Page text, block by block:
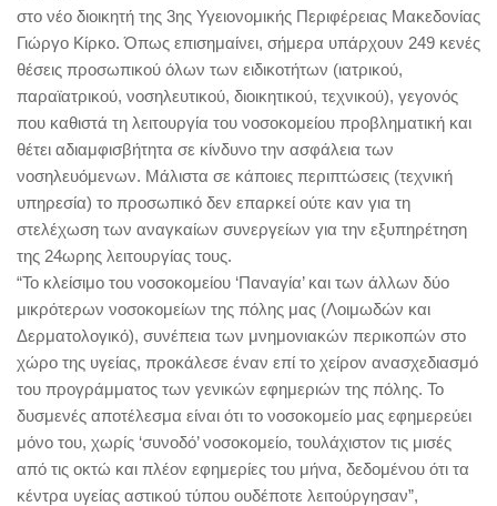
στο νέο διοικητή της 3ης Υγειονομικής Περιφέρειας Μακεδονίας
Γιώργο Κίρκο. Όπως επισημαίνει, σήμερα υπάρχουν 249 κενές
θέσεις προσωπικού όλων των ειδικοτήτων (ιατρικού,
παραϊατρικού, νοσηλευτικού, διοικητικού, τεχνικού), γεγονός
που καθιστά τη λειτουργία του νοσοκομείου προβληματική και
θέτει αδιαμφισβήτητα σε κίνδυνο την ασφάλεια των
νοσηλευόμενων. Μάλιστα σε κάποιες περιπτώσεις (τεχνική
υπηρεσία) το προσωπικό δεν επαρκεί ούτε καν για τη
στελέχωση των αναγκαίων συνεργείων για την εξυπηρέτηση
της 24ωρης λειτουργίας τους.
“Το κλείσιμο του νοσοκομείου ‘Παναγία’ και των άλλων δύο
μικρότερων νοσοκομείων της πόλης μας (Λοιμωδών και
Δερματολογικό), συνέπεια των μνημονιακών περικοπών στο
χώρο της υγείας, προκάλεσε έναν επί το χείρον ανασχεδιασμό
του προγράμματος των γενικών εφημεριών της πόλης. Το
δυσμενές αποτέλεσμα είναι ότι το νοσοκομείο μας εφημερεύει
μόνο του, χωρίς ‘συνοδό’ νοσοκομείο, τουλάχιστον τις μισές
από τις οκτώ και πλέον εφημερίες του μήνα, δεδομένου ότι τα
κέντρα υγείας αστικού τύπου ουδέποτε λειτούργησαν”,